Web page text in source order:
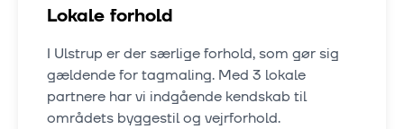
Lokale forhold
I Ulstrup er der særlige forhold, som gør sig
gældende for tagmaling. Med 3 lokale
partnere har vi indgående kendskab til
områdets byggestil og vejrforhold.